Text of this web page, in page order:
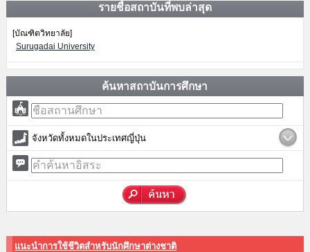
รายชื่อสถาบันที่พบล่าสุด
[บัณฑิตวิทยาลัย]
Surugadai University
ค้นหาสถาบันการศึกษา
จังหวัดทั้งหมดในประเทศญี่ปุ่น
แนะนำการใช้ชีวิตสำหรับนักศึกษาต่างชาติ